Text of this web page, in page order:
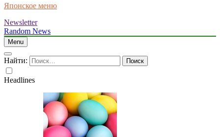
Японское меню
Newsletter
Random News
Menu
Найти:
Headlines